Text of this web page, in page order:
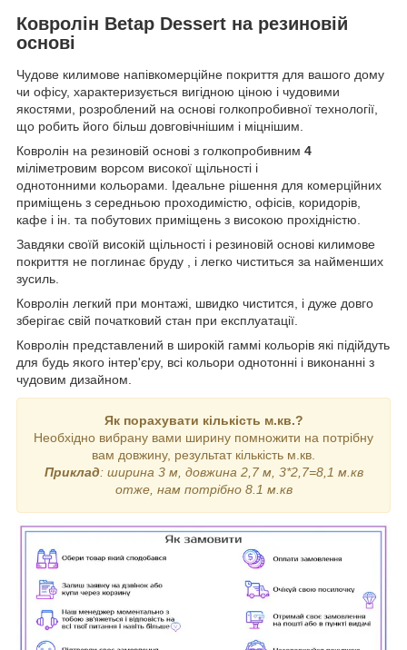
Ковролін Betap Dessert на резиновій
основі
Чудове килимове напівкомерційне покриття для вашого дому
чи офісу, характеризується вигідною ціною і чудовими
якостями, розроблений на основі голкопробивної технології,
що робить його більш довговічнішим і міцнішим.
Ковролін на резиновій основі з голкопробивним 4
міліметровим ворсом високої щільності і
однотонними кольорами. Ідеальне рішення для комерційних
приміщень з середньою проходимістю, офісів, коридорів,
кафе і ін. та побутових приміщень з високою прохідністю.
Завдяки своїй високій щільності і резиновій основі килимове
покриття не поглинає бруду , і легко чиститься за найменших
зусиль.
Ковролін легкий при монтажі, швидко чистится, і дуже довго
зберігає свій початковий стан при експлуатації.
Ковролін представлений в широкій гаммі кольорів які підійдуть
для будь якого інтер'єру, всі кольори однотонні і виконанні з
чудовим дизайном.
Як порахувати кількість м.кв.?
Необхідно вибрану вами ширину помножити на потрібну
вам довжину, результат кількість м.кв.
Приклад: ширина 3 м, довжина 2,7 м, 3*2,7=8,1 м.кв
отже, нам потрібно 8.1 м.кв